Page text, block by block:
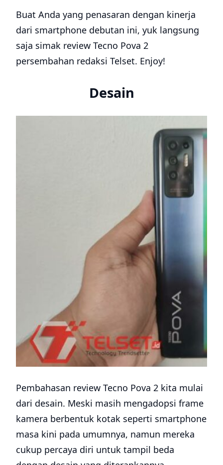
Buat Anda yang penasaran dengan kinerja
dari smartphone debutan ini, yuk langsung
saja simak review Tecno Pova 2
persembahan redaksi Telset. Enjoy!
Desain
Pembahasan review Tecno Pova 2 kita mulai
dari desain. Meski masih mengadopsi frame
kamera berbentuk kotak seperti smartphone
masa kini pada umumnya, namun mereka
cukup percaya diri untuk tampil beda